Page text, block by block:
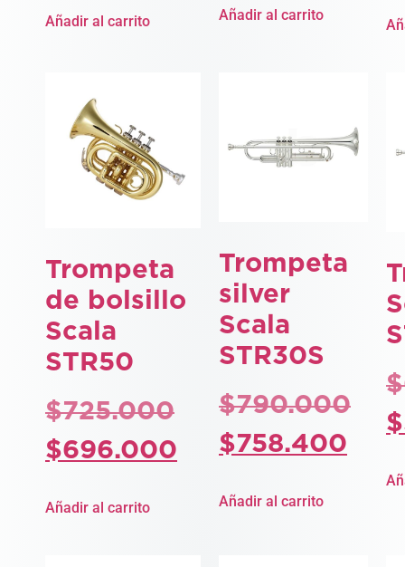
Añadir al carrito Añadir al carrito
Trompeta
de bolsillo
Scala
STR50
$725.000
$696.000
Añadir al carrito
Trompeta
silver
Scala
STR30S
$790.000
$758.400
Añadir al carrito
$
$